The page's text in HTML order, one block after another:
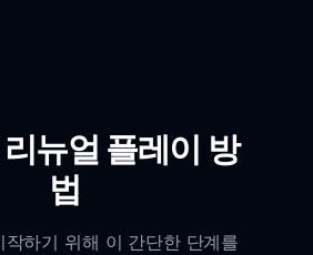
뉴얼 플레이 방
법
작하기 위해 이 간단한 단계를